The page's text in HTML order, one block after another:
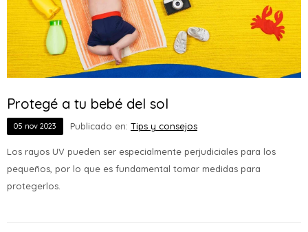
Protegé a tu bebé del sol
05 nov 2023 Publicado en: Tips y consejos
Los rayos UV pueden ser especialmente perjudiciales para los
pequeños, por lo que es fundamental tomar medidas para
protegerlos.